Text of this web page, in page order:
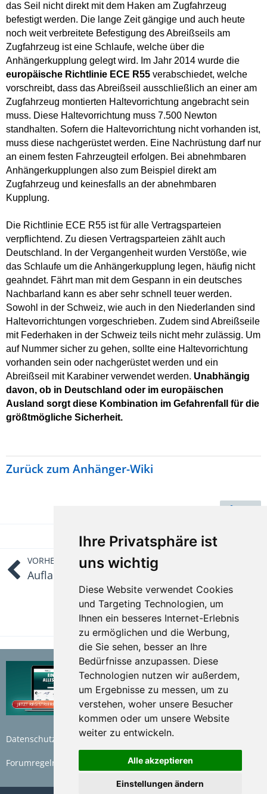
Ihre Privatsphäre ist
uns wichtig
Diese Website verwendet Cookies
und Targeting Technologien, um
Ihnen ein besseres Internet-Erlebnis
zu ermöglichen und die Werbung,
die Sie sehen, besser an Ihre
Bedürfnisse anzupassen. Diese
Technologien nutzen wir außerdem,
um Ergebnisse zu messen, um zu
verstehen, woher unsere Besucher
kommen oder um unsere Website
weiter zu entwickeln.
Alle akzeptieren
Einstellungen ändern
das Seil nicht direkt mit dem Haken am Zugfahrzeug
befestigt werden. Die lange Zeit gängige und auch heute
noch weit verbreitete Befestigung des Abreißseils am
Zugfahrzeug ist eine Schlaufe, welche über die
Anhängerkupplung gelegt wird. Im Jahr 2014 wurde die
europäische Richtlinie ECE R55 verabschiedet, welche
vorschreibt, dass das Abreißseil ausschließlich an einer am
Zugfahrzeug montierten Haltevorrichtung angebracht sein
muss. Diese Haltevorrichtung muss 7.500 Newton
standhalten. Sofern die Haltevorrichtung nicht vorhanden ist,
muss diese nachgerüstet werden. Eine Nachrüstung darf nur
an einem festen Fahrzeugteil erfolgen. Bei abnehmbaren
Anhängerkupplungen also zum Beispiel direkt am
Zugfahrzeug und keinesfalls an der abnehmbaren
Kupplung.
Die Richtlinie ECE R55 ist für alle Vertragsparteien
verpflichtend. Zu diesen Vertragsparteien zählt auch
Deutschland. In der Vergangenheit wurden Verstöße, wie
das Schlaufe um die Anhängerkupplung legen, häufig nicht
geahndet. Fährt man mit dem Gespann in ein deutsches
Nachbarland kann es aber sehr schnell teuer werden.
Sowohl in der Schweiz, wie auch in den Niederlanden sind
Haltevorrichtungen vorgeschrieben. Zudem sind Abreißseile
mit Federhaken in der Schweiz teils nicht mehr zulässig. Um
auf Nummer sicher zu gehen, sollte eine Haltevorrichtung
vorhanden sein oder nachgerüstet werden und ein
Abreißseil mit Karabiner verwendet werden. Unabhängig
davon, ob in Deutschland oder im europäischen
Ausland sorgt diese Kombination im Gefahrenfall für die
größtmögliche Sicherheit.
Zurück zum Anhänger-Wiki
VORHERIGER ARTIKEL
Auflaufeinrichtung
NÄCHSTER ARTIKEL
Kugelkupplung
Datenschutzerklärung Nutzungsbedingungen
Forumregeln